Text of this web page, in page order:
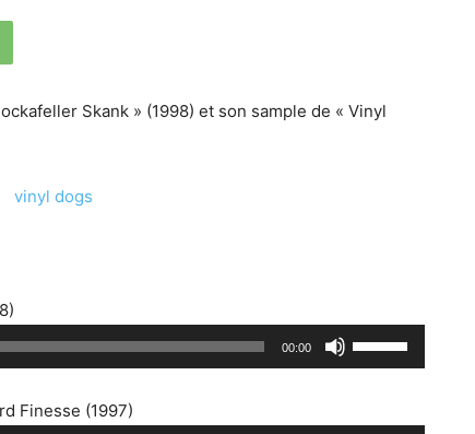
Skank » (1998) et son sample de « Vinyl
00:00
t
l
Finesse (1997)